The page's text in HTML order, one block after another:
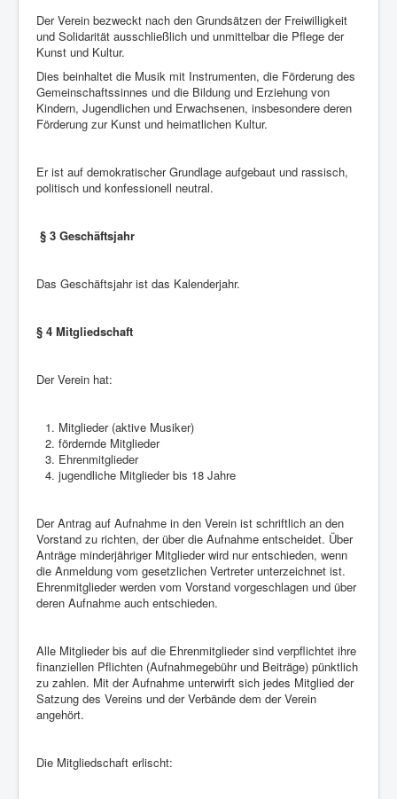
Der Verein bezweckt nach den Grundsätzen der Freiwilligkeit
und Solidarität ausschließlich und unmittelbar die Pflege der
Kunst und Kultur.
Dies beinhaltet die Musik mit Instrumenten, die Förderung des
Gemeinschaftssinnes und die Bildung und Erziehung von
Kindern, Jugendlichen und Erwachsenen, insbesondere deren
Förderung zur Kunst und heimatlichen Kultur.
Er ist auf demokratischer Grundlage aufgebaut und rassisch,
politisch und konfessionell neutral.
§ 3 Geschäftsjahr
Das Geschäftsjahr ist das Kalenderjahr.
§ 4 Mitgliedschaft
Der Verein hat:
Mitglieder (aktive Musiker)
fördernde Mitglieder
Ehrenmitglieder
jugendliche Mitglieder bis 18 Jahre
Der Antrag auf Aufnahme in den Verein ist schriftlich an den
Vorstand zu richten, der über die Aufnahme entscheidet. Über
Anträge minderjähriger Mitglieder wird nur entschieden, wenn
die Anmeldung vom gesetzlichen Vertreter unterzeichnet ist.
Ehrenmitglieder werden vom Vorstand vorgeschlagen und über
deren Aufnahme auch entschieden.
Alle Mitglieder bis auf die Ehrenmitglieder sind verpflichtet ihre
finanziellen Pflichten (Aufnahmegebühr und Beiträge) pünktlich
zu zahlen. Mit der Aufnahme unterwirft sich jedes Mitglied der
Satzung des Vereins und der Verbände dem der Verein
angehört.
Die Mitgliedschaft erlischt: